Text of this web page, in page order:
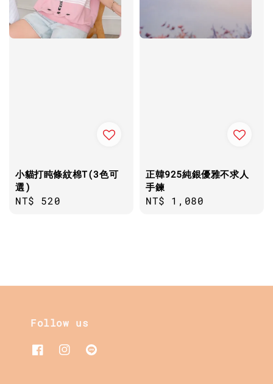
小貓打盹條紋棉T(3色可
選)
Regular
NT$ 520
正韓925純銀優雅不求人
手鍊
Regular
NT$ 1,080
Follow us